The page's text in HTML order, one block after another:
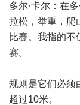
多尔·卡尔：在
拉松，举重，爬
比赛。我指的不
赛。
规则是它们必须
超过10米。